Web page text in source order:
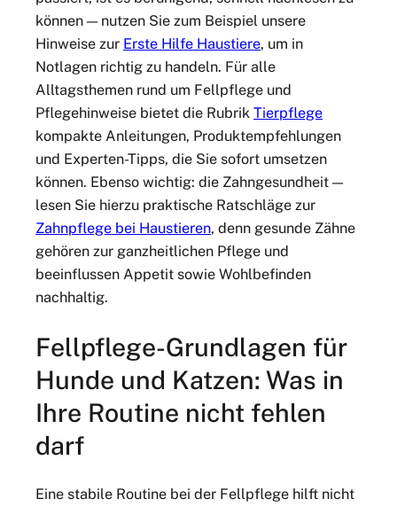
können — nutzen Sie zum Beispiel unsere
Hinweise zur Erste Hilfe Haustiere, um in
Notlagen richtig zu handeln. Für alle
Alltagsthemen rund um Fellpflege und
Pflegehinweise bietet die Rubrik Tierpflege
kompakte Anleitungen, Produktempfehlungen
und Experten-Tipps, die Sie sofort umsetzen
können. Ebenso wichtig: die Zahngesundheit —
lesen Sie hierzu praktische Ratschläge zur
Zahnpflege bei Haustieren, denn gesunde Zähne
gehören zur ganzheitlichen Pflege und
beeinflussen Appetit sowie Wohlbefinden
nachhaltig.
Fellpflege-Grundlagen für
Hunde und Katzen: Was in
Ihre Routine nicht fehlen
darf
Eine stabile Routine bei der Fellpflege hilft nicht